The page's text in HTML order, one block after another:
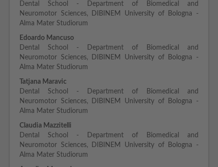
Dental School - Department of Biomedical and
Neuromotor Sciences, DIBINEM University of Bologna -
Alma Mater Studiorum
Edoardo Mancuso
Dental School - Department of Biomedical and
Neuromotor Sciences, DIBINEM University of Bologna -
Alma Mater Studiorum
Tatjana Maravic
Dental School - Department of Biomedical and
Neuromotor Sciences, DIBINEM University of Bologna -
Alma Mater Studiorum
Claudia Mazzitelli
Dental School - Department of Biomedical and
Neuromotor Sciences, DIBINEM University of Bologna -
Alma Mater Studiorum